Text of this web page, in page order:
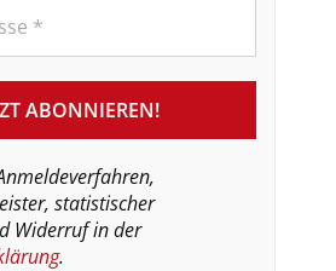
statistischer
Widerruf in der
.